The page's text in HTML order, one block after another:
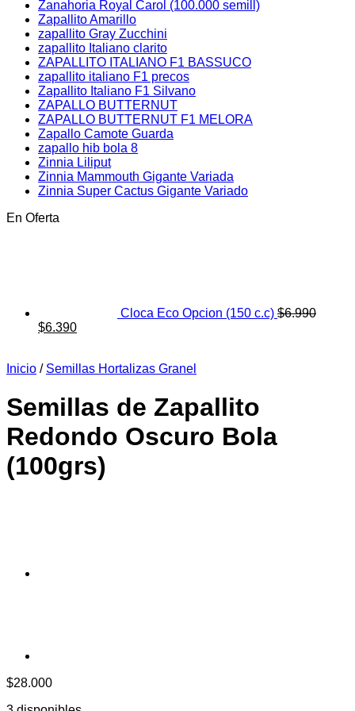
Zanahoria Royal Carol (100.000 semill)
Zapallito Amarillo
zapallito Gray Zucchini
zapallito Italiano clarito
ZAPALLITO ITALIANO F1 BASSUCO
zapallito italiano F1 precos
Zapallito Italiano F1 Silvano
ZAPALLO BUTTERNUT
ZAPALLO BUTTERNUT F1 MELORA
Zapallo Camote Guarda
zapallo hib bola 8
Zinnia Liliput
Zinnia Mammouth Gigante Variada
Zinnia Super Cactus Gigante Variado
En Oferta
Cloca Eco Opcion (150 c.c) $6.990
El
era:
$6.390El
es:
Inicio / Semillas Hortalizas Granel
Semillas de Zapallito
Redondo Oscuro Bola
(100grs)
$28.000